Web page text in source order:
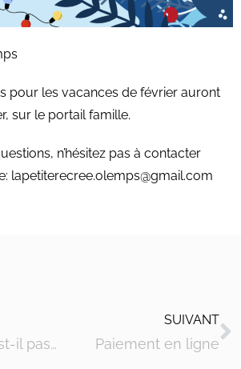
pour les vacances de février auront
sur le portail famille.
n’hésitez pas à contacter
lapetiterecree.olemps@gmail.com
« Mais que s’est-il passé mercredi 18 décembre au centre de ville de Rodez ?
SUIVANT
Paiement en ligne